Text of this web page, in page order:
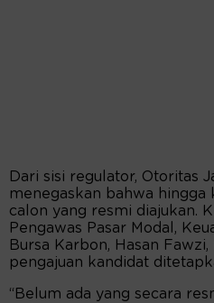
Dari sisi regulator, Otoritas
menegaskan bahwa
calon yang resmi diajukan.
Pengawas Pasar Modal,
Bursa Karbon, Hasan
pengajuan kandidat
“Belum ada yang secara